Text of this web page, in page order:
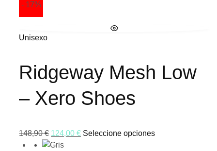
- 17%
Unisexo
Ridgeway Mesh Low
– Xero Shoes
148,90€ 124,00 € Seleccione opciones